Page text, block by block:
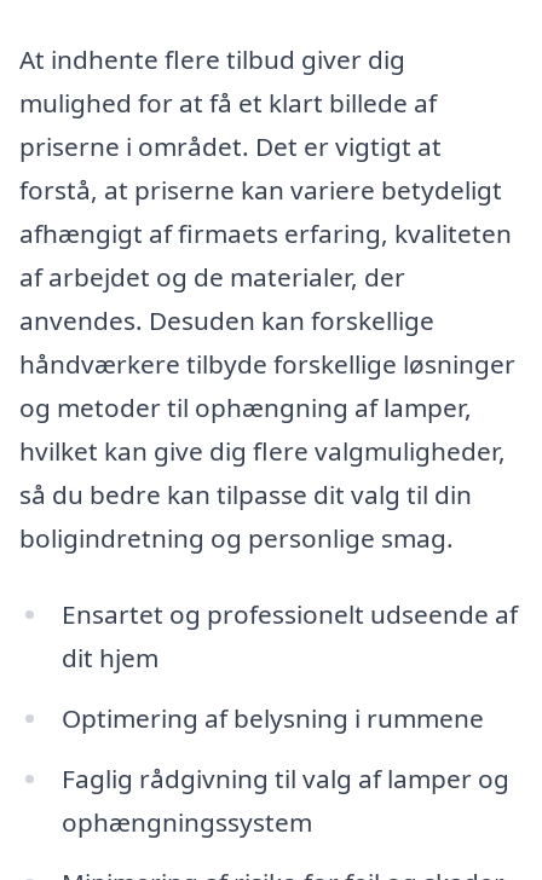
At indhente flere tilbud giver dig
mulighed for at få et klart billede af
priserne i området. Det er vigtigt at
forstå, at priserne kan variere betydeligt
afhængigt af firmaets erfaring, kvaliteten
af arbejdet og de materialer, der
anvendes. Desuden kan forskellige
håndværkere tilbyde forskellige løsninger
og metoder til ophængning af lamper,
hvilket kan give dig flere valgmuligheder,
så du bedre kan tilpasse dit valg til din
boligindretning og personlige smag.
Ensartet og professionelt udseende af
dit hjem
Optimering af belysning i rummene
Faglig rådgivning til valg af lamper og
ophængningssystem